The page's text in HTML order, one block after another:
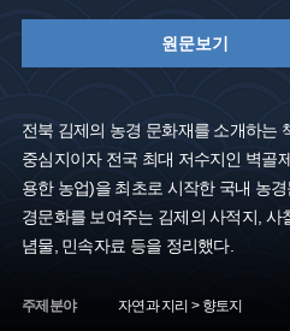
전북 김제의 농경 문화재를 소개하는
중심지이자 전국 최대 저수지인 벽골
용한 농업)을 최초로 시작한 국내 농
경문화를 보여주는 김제의 사적지, 사
념물, 민속자료 등을 정리했다.
주제분야
자연과 지리 > 향토지
원문보기